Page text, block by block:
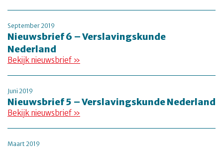
September 2019
Nieuwsbrief 6 – Verslavingskunde
Nederland
Bekijk nieuwsbrief »
Juni 2019
Nieuwsbrief 5 – Verslavingskunde Nederland
Bekijk nieuwsbrief »
Maart 2019